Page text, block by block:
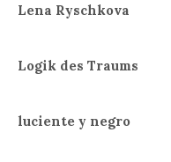
Lena Ryschkova
Logik des Traums
luciente y negro